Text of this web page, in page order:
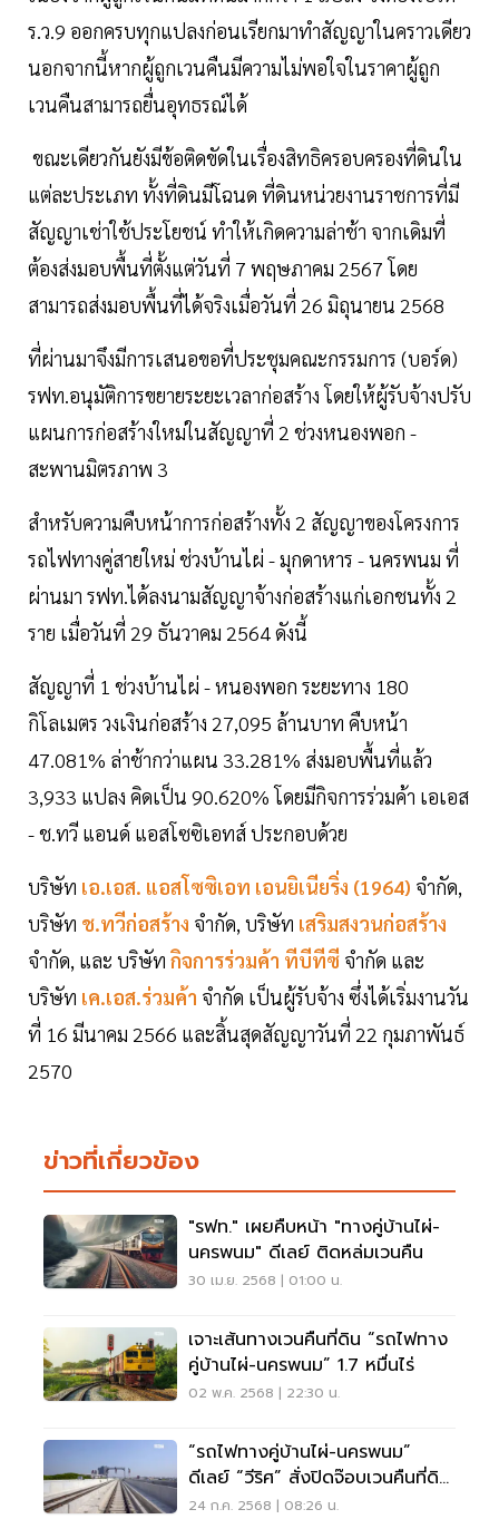
ร.ว.9 ออกครบทุกแปลงก่อนเรียกมาทำสัญญาในคราวเดียว
นอกจากนี้หากผู้ถูกเวนคืนมีความไม่พอใจในราคาผู้ถูก
เวนคืนสามารถยื่นอุทธรณ์ได้
ขณะเดียวกันยังมีข้อติดขัดในเรื่องสิทธิครอบครองที่ดินใน
แต่ละประเภท ทั้งที่ดินมีโฉนด ที่ดินหน่วยงานราชการที่มี
สัญญาเช่าใช้ประโยชน์ ทำให้เกิดความล่าช้า จากเดิมที่
ต้องส่งมอบพื้นที่ตั้งแต่วันที่ 7 พฤษภาคม 2567 โดย
สามารถส่งมอบพื้นที่ได้จริงเมื่อวันที่ 26 มิถุนายน 2568
ที่ผ่านมาจึงมีการเสนอขอที่ประชุมคณะกรรมการ (บอร์ด)
รฟท.อนุมัติการขยายระยะเวลาก่อสร้าง โดยให้ผู้รับจ้างปรับ
แผนการก่อสร้างใหม่ในสัญญาที่ 2 ช่วงหนองพอก -
สะพานมิตรภาพ 3
สำหรับความคืบหน้าการก่อสร้างทั้ง 2 สัญญาของโครงการ
รถไฟทางคู่สายใหม่ ช่วงบ้านไผ่ - มุกดาหาร - นครพนม ที่
ผ่านมา รฟท.ได้ลงนามสัญญาจ้างก่อสร้างแก่เอกชนทั้ง 2
ราย เมื่อวันที่ 29 ธันวาคม 2564 ดังนี้
สัญญาที่ 1 ช่วงบ้านไผ่ - หนองพอก ระยะทาง 180
กิโลเมตร วงเงินก่อสร้าง 27,095 ล้านบาท คืบหน้า
47.081% ล่าช้ากว่าแผน 33.281% ส่งมอบพื้นที่แล้ว
3,933 แปลง คิดเป็น 90.620% โดยมีกิจการร่วมค้า เอเอส
- ช.ทวี แอนด์ แอสโซซิเอทส์ ประกอบด้วย
บริษัท เอ.เอส. แอสโซซิเอท เอนยิเนียริ่ง (1964) จำกัด,
บริษัท ช.ทวีก่อสร้าง จำกัด, บริษัท เสริมสงวนก่อสร้าง
จำกัด, และ บริษัท กิจการร่วมค้า ทีบีทีซี จำกัด และ
บริษัท เค.เอส.ร่วมค้า จำกัด เป็นผู้รับจ้าง ซึ่งได้เริ่มงานวัน
ที่ 16 มีนาคม 2566 และสิ้นสุดสัญญาวันที่ 22 กุมภาพันธ์
2570
ข่าวที่เกี่ยวข้อง
"รฟท." เผยคืบหน้า "ทางคู่บ้านไผ่-
นครพนม" ดีเลย์ ติดหล่มเวนคืน
30 เม.ย. 2568 | 01:00 น.
เจาะเส้นทางเวนคืนที่ดิน “รถไฟทาง
คู่บ้านไผ่-นครพนม” 1.7 หมื่นไร่
02 พ.ค. 2568 | 22:30 น.
“รถไฟทางคู่บ้านไผ่-นครพนม”
ดีเลย์ “วีริศ” สั่งปิดจ๊อบเวนคืนที่ดิน
15 วัน
24 ก.ค. 2568 | 08:26 น.